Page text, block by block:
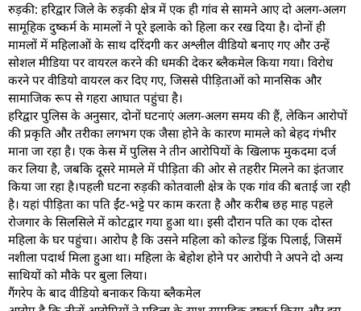
रुड़की: हरिद्वार जिले के रुड़की क्षेत्र में एक ही गांव से सामने आए दो अलग-अलग
सामूहिक दुष्कर्म के मामलों ने पूरे इलाके को हिला कर रख दिया है। दोनों ही
मामलों में महिलाओं के साथ दरिंदगी कर अश्लील वीडियो बनाए गए और उन्हें
सोशल मीडिया पर वायरल करने की धमकी देकर ब्लैकमेल किया गया। विरोध
करने पर वीडियो वायरल कर दिए गए, जिससे पीड़िताओं को मानसिक और
सामाजिक रूप से गहरा आघात पहुंचा है।
हरिद्वार पुलिस के अनुसार, दोनों घटनाएं अलग-अलग समय की हैं, लेकिन आरोपों
की प्रकृति और तरीका लगभग एक जैसा होने के कारण मामले को बेहद गंभीर
माना जा रहा है। एक केस में पुलिस ने तीन आरोपियों के खिलाफ मुकदमा दर्ज
कर लिया है, जबकि दूसरे मामले में पीड़िता की ओर से तहरीर मिलने का इंतजार
किया जा रहा है।पहली घटना रुड़की कोतवाली क्षेत्र के एक गांव की बताई जा रही
है। यहां पीड़िता का पति ईंट-भट्टे पर काम करता है और करीब छह माह पहले
रोजगार के सिलसिले में कोटद्वार गया हुआ था। इसी दौरान पति का एक दोस्त
महिला के घर पहुंचा। आरोप है कि उसने महिला को कोल्ड ड्रिंक पिलाई, जिसमें
नशीला पदार्थ मिला हुआ था। महिला के बेहोश होने पर आरोपी ने अपने दो अन्य
साथियों को मौके पर बुला लिया।
गैंगरेप के बाद वीडियो बनाकर किया ब्लैकमेल